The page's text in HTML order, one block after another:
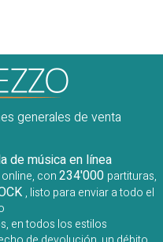
generales de venta
de música en línea
con234'000 partituras,
, listo para enviar a todo el
en todos los estilos